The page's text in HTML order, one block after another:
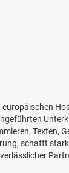
Texten,
schafft